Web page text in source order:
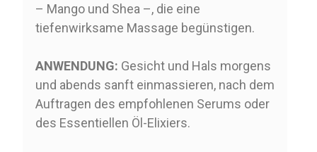
– Mango und Shea –, die eine
tiefenwirksame Massage begünstigen.
ANWENDUNG: Gesicht und Hals morgens
und abends sanft einmassieren, nach dem
Auftragen des empfohlenen Serums oder
des Essentiellen Öl-Elixiers.